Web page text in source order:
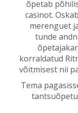
õpetab
casinot.
merenguet
tunde
korraldatud
võitmisest nii
Tema